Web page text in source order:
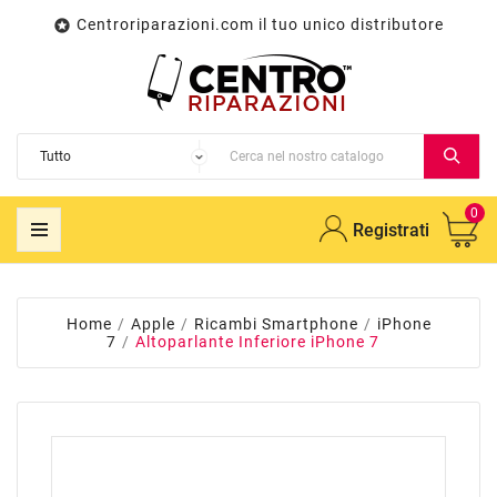
 Centroriparazioni.com il tuo unico distributore
Registrati
0
Home Apple Ricambi Smartphone
iPhone
7
Altoparlante Inferiore iPhone 7